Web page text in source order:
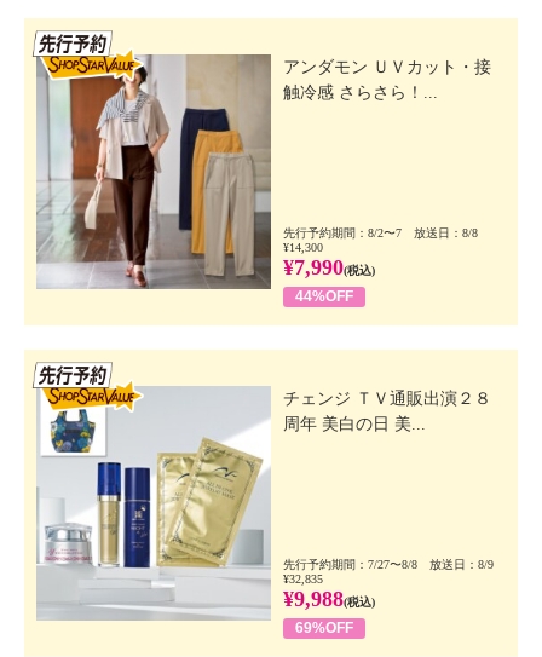
アンダモン ＵＶカット・接
触冷感 さらさら！...
先行予約期間：8/2〜7 放送日：8/8
¥14,300
¥7,990(税込)
44%OFF
チェンジ ＴＶ通販出演２８
周年 美白の日 美...
先行予約期間：7/27〜8/8 放送日：8/9
¥32,835
¥9,988(税込)
69%OFF